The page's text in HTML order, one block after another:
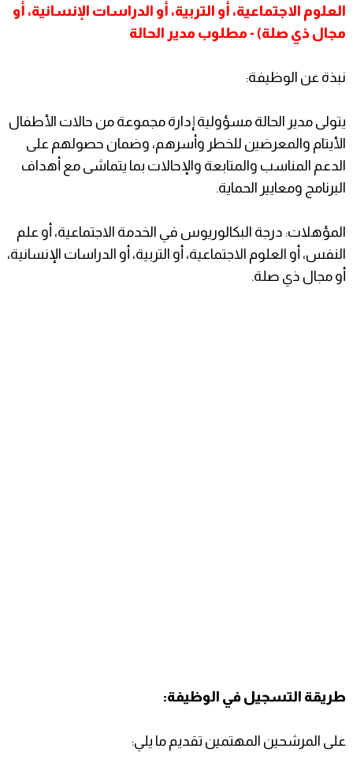
العلوم الاجتماعية، أو التربية، أو الدراسات الإنسانية، أو
مجال ذي صلة) - مطلوب مدير الحالة
نبذة عن الوظيفة:
يتولى مدير الحالة مسؤولية إدارة مجموعة من حالات الأطفال
الأيتام والمعرضين للخطر وأسرهم، وضمان حصولهم على
الدعم المناسب والمتابعة والإحالات بما يتماشى مع أهداف
البرنامج ومعايير الحماية.
المؤهلات: درجة البكالوريوس في الخدمة الاجتماعية، أو علم
النفس، أو العلوم الاجتماعية، أو التربية، أو الدراسات الإنسانية،
أو مجال ذي صلة.
طريقة التسجيل في الوظيفة:
على المرشحين المهتمين تقديم ما يلي: